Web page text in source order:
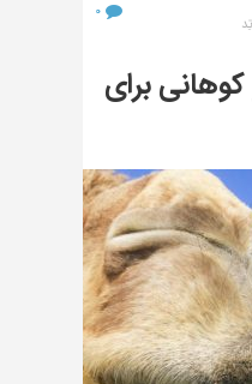
۰
برای